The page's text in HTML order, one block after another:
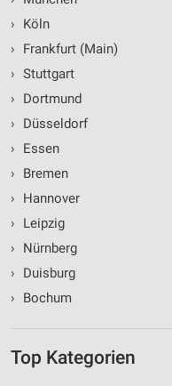
›
Köln
›
Frankfurt (Main)
› Stuttgart
›
Dortmund
›
Düsseldorf
›
Essen
›
Bremen
›
Hannover
›
Leipzig
›
Nürnberg
›
Duisburg
›
Bochum
Top Kategorien